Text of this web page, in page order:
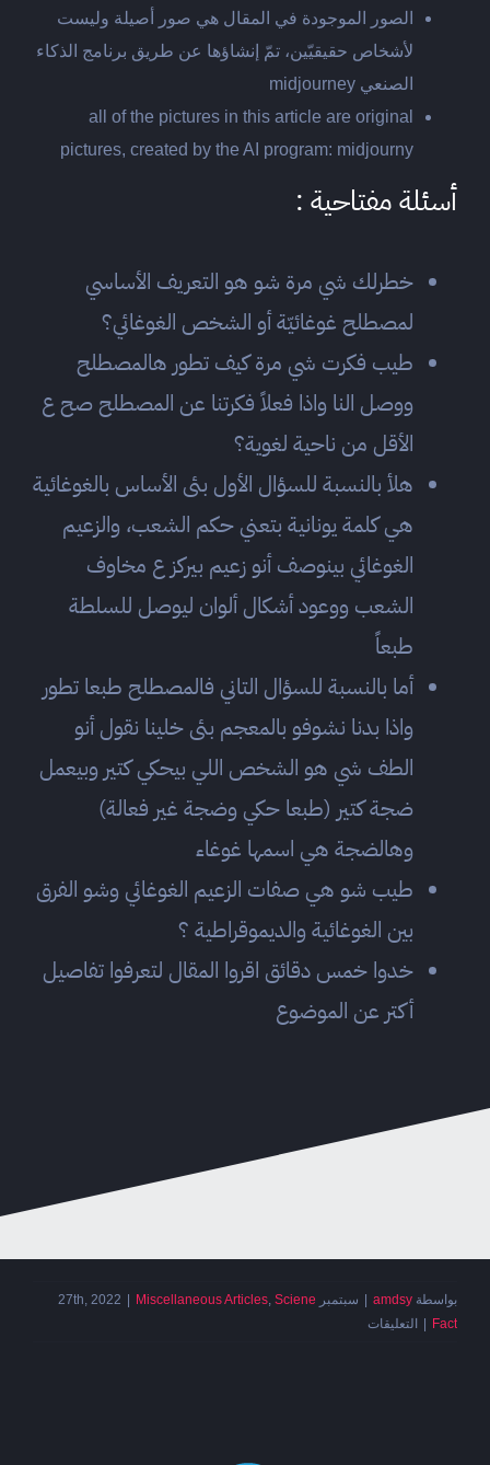
الصور الموجودة في المقال هي صور أصيلة وليست
لأشخاص حقيقيّين، تمّ إنشاؤها عن طريق برنامج الذكاء
الصنعي midjourney
all of the pictures in this article are original
pictures, created by the AI program: midjourny
أسئلة مفتاحية :
خطرلك شي مرة شو هو التعريف الأساسي
لمصطلح غوغائيّة أو الشخص الغوغائي؟
طيب فكرت شي مرة كيف تطور هالمصطلح
ووصل النا واذا فعلاً فكرتنا عن المصطلح صح ع
الأقل من ناحية لغوية؟
هلأ بالنسبة للسؤال الأول بئى الأساس بالغوغائية
هي كلمة يونانية بتعني حكم الشعب، والزعيم
الغوغائي بينوصف أنو زعيم بيركز ع مخاوف
الشعب ووعود أشكال ألوان ليوصل للسلطة
طبعاً
أما بالنسبة للسؤال التاني فالمصطلح طبعا تطور
واذا بدنا نشوفو بالمعجم بئى خلينا نقول أنو
الطف شي هو الشخص اللي بيحكي كتير وبيعمل
ضجة كتير (طبعا حكي وضجة غير فعالة)
وهالضجة هي اسمها غوغاء
طيب شو هي صفات الزعيم الغوغائي وشو الفرق
بين الغوغائية والديموقراطية ؟
خدوا خمس دقائق اقروا المقال لتعرفوا تفاصيل
أكتر عن الموضوع
بواسطة amdsy
| سبتمبر 27th, 2022 | Miscellaneous Articles, Sciene
Fact
| التعليقاتعلى